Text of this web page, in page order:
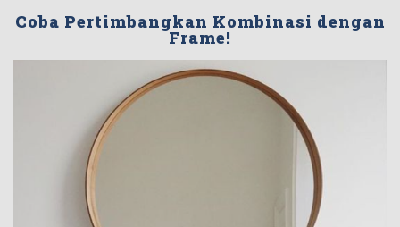
Coba Pertimbangkan Kombinasi dengan
Frame!